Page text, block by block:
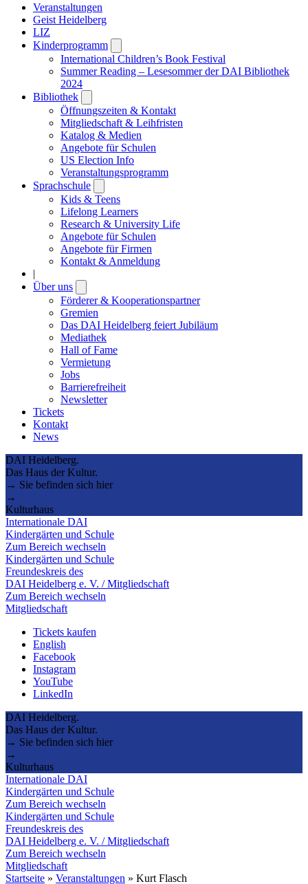
Veranstaltungen
Geist Heidelberg
LIZ
Kinderprogramm
submenu
International Children’s Book Festival
Summer Reading – Lesesommer der DAI Bibliothek
2024
Bibliothek
submenu
Öffnungszeiten & Kontakt
Mitgliedschaft & Leihfristen
Katalog & Medien
Angebote für Schulen
US Election Info
Veranstaltungsprogramm
Sprachschule
submenu
Kids & Teens
Lifelong Learners
Research & University Life
Angebote für Schulen
Angebote für Firmen
Kontakt & Anmeldung
|
Über uns
submenu
Förderer & Kooperationspartner
Gremien
Das DAI Heidelberg feiert Jubiläum
Mediathek
Hall of Fame
Vermietung
Jobs
Barrierefreiheit
Newsletter
Tickets
Kontakt
News
DAI Heidelberg.
Das Haus der Kultur.
→ Sie befinden sich hier
→
Kulturhaus
Internationale DAI
Kindergärten und Schule
Zum Bereich wechseln
Kindergärten und Schule
Freundeskreis des
DAI Heidelberg e. V. / Mitgliedschaft
Zum Bereich wechseln
Mitgliedschaft
Tickets kaufen
English
Facebook
Instagram
YouTube
LinkedIn
DAI Heidelberg.
Das Haus der Kultur.
→ Sie befinden sich hier
→
Kulturhaus
Internationale DAI
Kindergärten und Schule
Zum Bereich wechseln
Kindergärten und Schule
Freundeskreis des
DAI Heidelberg e. V. / Mitgliedschaft
Zum Bereich wechseln
Mitgliedschaft
Startseite » Veranstaltungen » Kurt Flasch